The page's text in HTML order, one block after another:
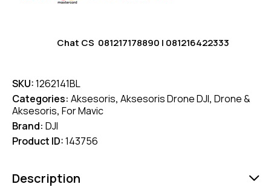
Chat CS 081217178890 | 081216422333
SKU:1262141BL
Categories: Aksesoris, Aksesoris Drone DJI, Drone &
Aksesoris, For Mavic
Brand: DJI
Product ID:143756
Description